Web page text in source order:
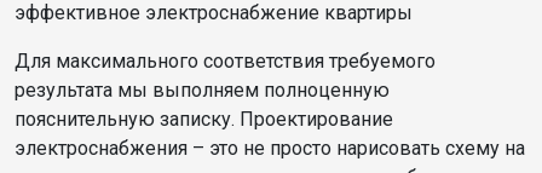
эффективное электроснабжение квартиры
Для максимального соответствия требуемого
результата мы выполняем полноценную
пояснительную записку. Проектирование
электроснабжения – это не просто нарисовать схему на